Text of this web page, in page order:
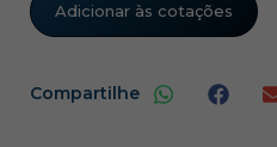
Adicionar às cotações
Compartilhe